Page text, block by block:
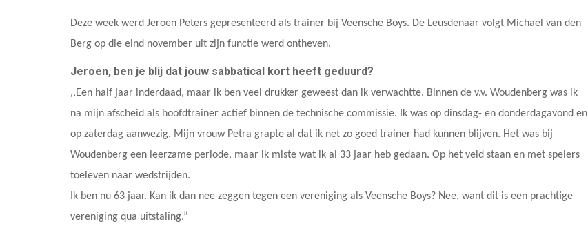
Deze week werd Jeroen Peters gepresenteerd als trainer bij Veensche Boys. De Leusdenaar volgt Michael van den
Berg op die eind november uit zijn functie werd ontheven.
Jeroen, ben je blij dat jouw sabbatical kort heeft geduurd?
,,Een half jaar inderdaad, maar ik ben veel drukker geweest dan ik verwachtte. Binnen de v.v. Woudenberg was ik
na mijn afscheid als hoofdtrainer actief binnen de technische commissie. Ik was op dinsdag- en donderdagavond en
op zaterdag aanwezig. Mijn vrouw Petra grapte al dat ik net zo goed trainer had kunnen blijven. Het was bij
Woudenberg een leerzame periode, maar ik miste wat ik al 33 jaar heb gedaan. Op het veld staan en met spelers
toeleven naar wedstrijden.
Ik ben nu 63 jaar. Kan ik dan nee zeggen tegen een vereniging als Veensche Boys? Nee, want dit is een prachtige
vereniging qua uitstaling.”